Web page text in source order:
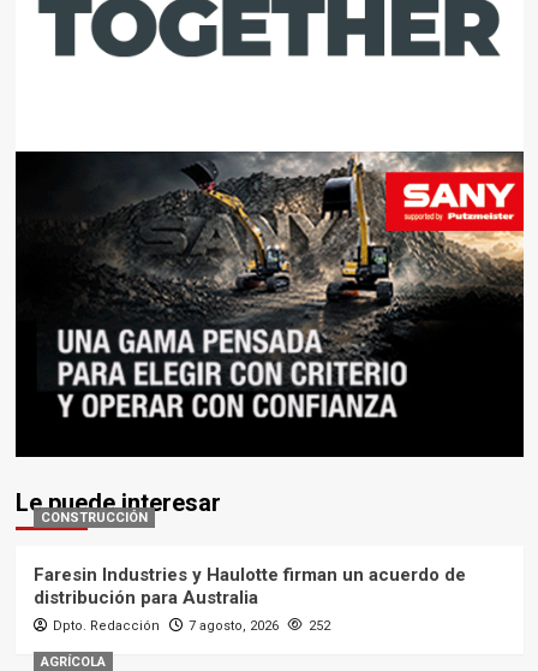
Le puede interesar
CONSTRUCCIÓN
Faresin Industries y Haulotte firman un acuerdo de
distribución para Australia
Dpto. Redacción 7 agosto, 2026 252
AGRÍCOLA